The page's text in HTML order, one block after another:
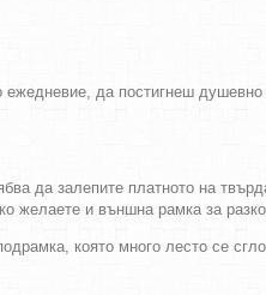
да постигнеш
да залепите платното на
желаете и външна рамка за
която много лесто се